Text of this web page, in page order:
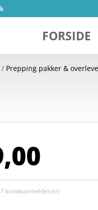
FORSIDE
/ Prepping pakker &
kundeanmeldelser)